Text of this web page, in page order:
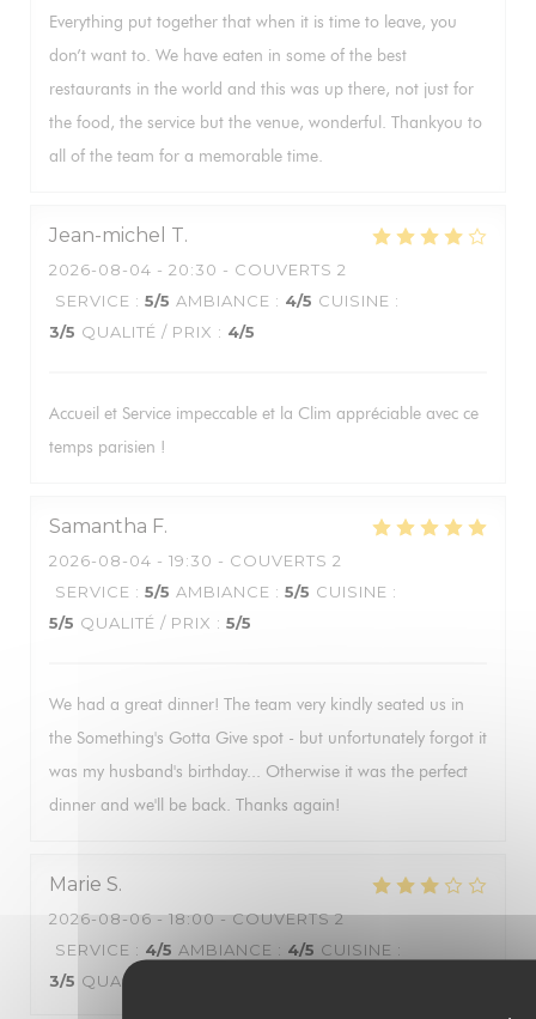
Everything put together that when it is time to leave, you
don’t want to. We have eaten in some of the best
restaurants in the world and this was up there, not just for
the food, the service but the venue, wonderful. Thankyou to
all of the team for a memorable time.
Jean-michel T
2026-08-04 - 20:30 - COUVERTS 2
SERVICE : 5/5 AMBIANCE : 4/5 CUISINE :
3/5 QUALITÉ / PRIX : 4/5
Accueil et Service impeccable et la Clim appréciable avec ce
temps parisien !
Samantha F
2026-08-04 - 19:30 - COUVERTS 2
SERVICE : 5/5 AMBIANCE : 5/5 CUISINE :
5/5 QUALITÉ / PRIX : 5/5
We had a great dinner! The team very kindly seated us in
the Something's Gotta Give spot - but unfortunately forgot it
was my husband's birthday... Otherwise it was the perfect
dinner and we'll be back. Thanks again!
Marie S
2026-08-06- 18:00 - COUVERTS 2
SERVICE : 4/5 AMBIANCE : 4/5 CUISINE :
3/5 QUALITÉ / PRIX